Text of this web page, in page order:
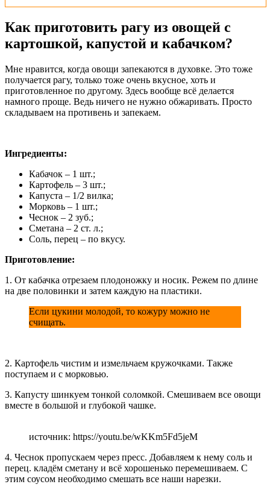
Как приготовить рагу из овощей с
картошкой, капустой и кабачком?
Мне нравится, когда овощи запекаются в духовке. Это тоже
получается рагу, только тоже очень вкусное, хоть и
приготовленное по другому. Здесь вообще всё делается
намного проще. Ведь ничего не нужно обжаривать. Просто
складываем на противень и запекаем.
Ингредиенты:
Кабачок – 1 шт.;
Картофель – 3 шт.;
Капуста – 1/2 вилка;
Морковь – 1 шт.;
Чеснок – 2 зуб.;
Сметана – 2 ст. л.;
Соль, перец – по вкусу.
Приготовление:
1. От кабачка отрезаем плодоножку и носик. Режем по длине
на две половинки и затем каждую на пластики.
Если цукини молодой, то кожуру можно не
счищать.
2. Картофель чистим и измельчаем кружочками. Также
поступаем и с морковью.
3. Капусту шинкуем тонкой соломкой. Смешиваем все овощи
вместе в большой и глубокой чашке.
источник: https://youtu.be/wKKm5Fd5jeM
4. Чеснок пропускаем через пресс. Добавляем к нему соль и
перец. кладём сметану и всё хорошенько перемешиваем. С
этим соусом необходимо смешать все наши нарезки.